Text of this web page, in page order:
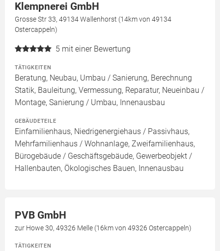
Klempnerei GmbH
Grosse Str 33, 49134 Wallenhorst (14km von 49134
Ostercappeln)
5 mit einer Bewertung
TÄTIGKEITEN
Beratung, Neubau, Umbau / Sanierung, Berechnung
Statik, Bauleitung, Vermessung, Reparatur, Neueinbau /
Montage, Sanierung / Umbau, Innenausbau
GEBÄUDETEILE
Einfamilienhaus, Niedrigenergiehaus / Passivhaus,
Mehrfamilienhaus / Wohnanlage, Zweifamilienhaus,
Bürogebäude / Geschäftsgebäude, Gewerbeobjekt /
Hallenbauten, Ökologisches Bauen, Innenausbau
PVB GmbH
zur Howe 30, 49326 Melle (16km von 49326 Ostercappeln)
TÄTIGKEITEN